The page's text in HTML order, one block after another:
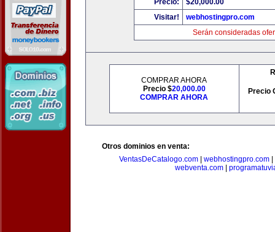
Precio:
$20,000.00
Visitar!
webhostingpro.com
Serán consideradas
COMPRAR AHORA
Precio $20,000.00
COMPRAR AHORA
Precio
Otros dominios en venta:
VentasDeCatalogo.com| webhostingpro.com|
webventa.com|